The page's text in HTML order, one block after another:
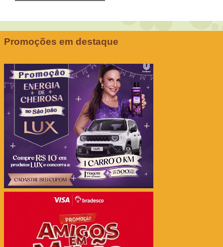
Promoções em destaque